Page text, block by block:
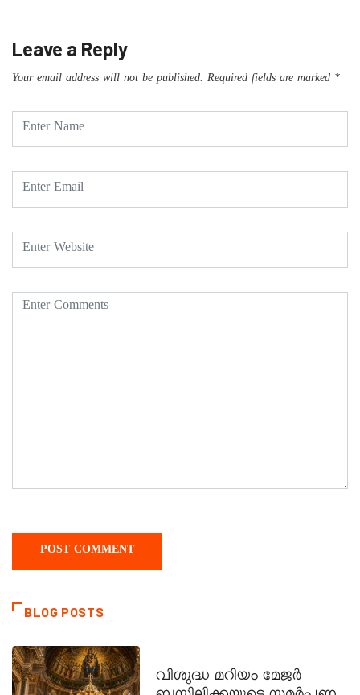
Leave a Reply
Your email address will not be published. Required fields are marked *
BLOG POSTS
വിശുദ്ധ മറിയം മേജർ